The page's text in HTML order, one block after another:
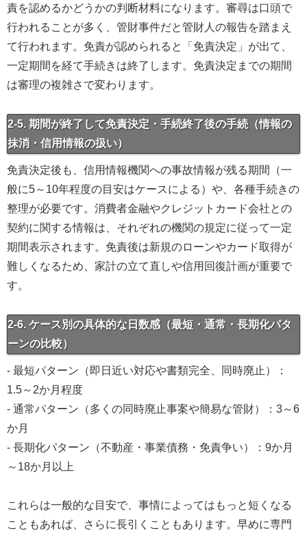
責を認めるかどうかの判断材料になります。審尋は口頭で
行われることが多く、管財事件だと管財人の報告を踏まえ
て行われます。免責が認められると「免責決定」が出て、
一定期間を経て手続きは終了します。免責決定までの期間
は審理の複雑さで変わります。
2-5. 期間が終了して免責決定・手続終了後の手続（情報の
抹消・信用情報の扱い）
免責決定後も、信用情報機関への事故情報が残る期間（一
般に5～10年程度の目安はケースによる）や、各種手続きの
整理が必要です。消費者金融やクレジットカード会社との
契約に関する情報は、それぞれの機関の規定に従って一定
期間表示されます。免責後は新規のローンやカード取得が
難しくなるため、家計の立て直しや信用回復計画が重要で
す。
2-6. ケース別の具体的な日数感（最短・通常・長期化パタ
ーンの比較）
- 最短パターン（即日近い対応や書類完全、同時廃止）：
1.5～2か月程度
- 通常パターン（多くの同時廃止事案や簡易な管財）：3～6
か月
- 長期化パターン（不動産・事業債務・免責争い）：9か月
～18か月以上
これらは一般的な目安で、事情によってはもっと短くなる
こともあれば、さらに長引くこともあります。早めに専門